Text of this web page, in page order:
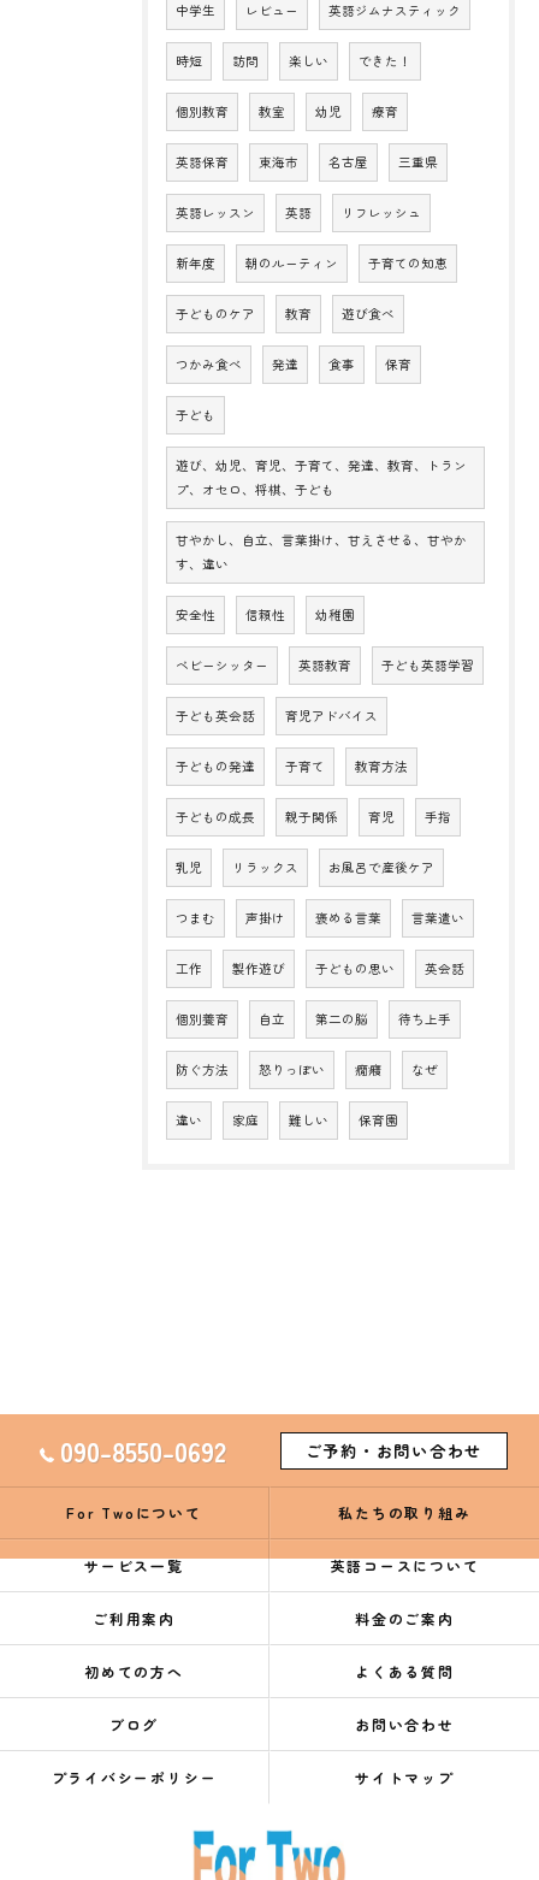
中学生 レビュー 英語ジムナスティック
時短 訪問 楽しい できた！
個別教育 教室 幼児 療育
英語保育 東海市 名古屋 三重県
英語レッスン 英語 リフレッシュ
新年度 朝のルーティン 子育ての知恵
子どものケア 教育 遊び食べ
つかみ食べ 発達 食事 保育
子ども
遊び、幼児、育児、子育て、発達、教育、トラン
プ、オセロ、将棋、子ども
甘やかし、自立、言葉掛け、甘えさせる、甘やか
す、違い
安全性 信頼性 幼稚園
ベビーシッター 英語教育 子ども英語学習
子ども英会話 育児アドバイス
子どもの発達 子育て 教育方法
子どもの成長 親子関係 育児 手指
乳児 リラックス お風呂で産後ケア
つまむ 声掛け 褒める言葉 言葉遣い
工作 製作遊び 子どもの思い 英会話
個別養育 自立 第二の脳 待ち上手
防ぐ方法 怒りっぽい 癇癪 なぜ
違い 家庭 難しい 保育園
090-8550-0692 ご予約・お問い合わせ
For Twoについて 私たちの取り組み
サービス一覧 英語コースについて
ご利用案内 料金のご案内
初めての方へ よくある質問
ブログ お問い合わせ
プライバシーポリシー サイトマップ